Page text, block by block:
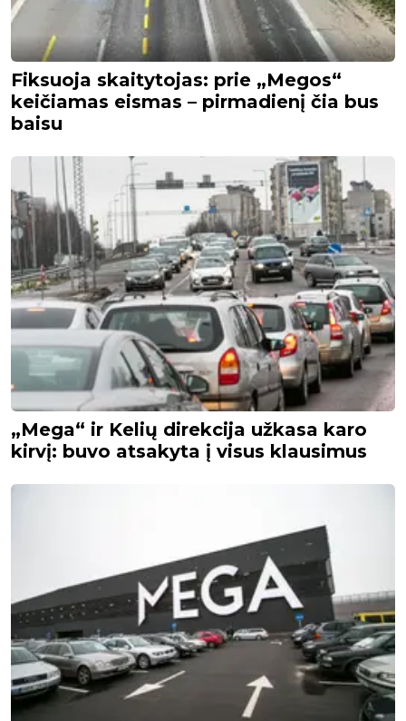
Fiksuoja skaitytojas: prie „Megos“
keičiamas eismas – pirmadienį čia bus
baisu
„Mega“ ir Kelių direkcija užkasa karo
kirvį: buvo atsakyta į visus klausimus